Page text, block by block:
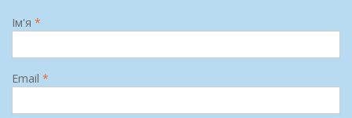
Ім'я *
Email *